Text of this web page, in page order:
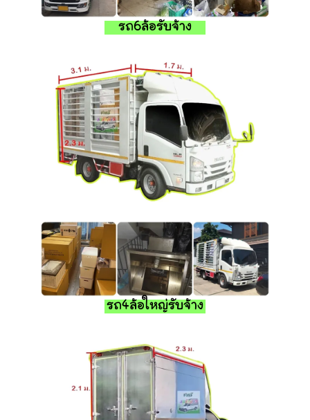
รถ6ล้อรับจ้าง
รถ4ล้อใหญ่รับจ้าง